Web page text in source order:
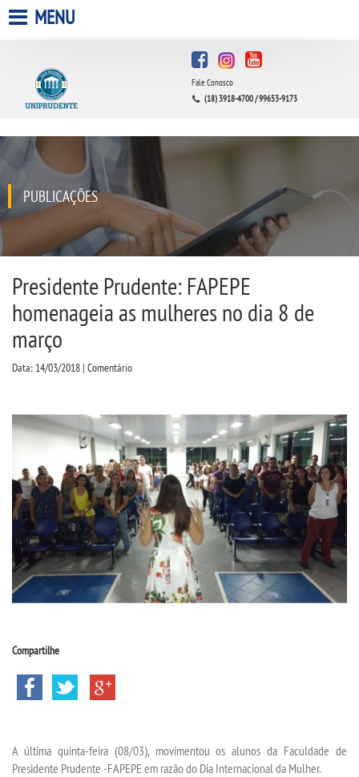
A UNIPRUDENTE
QUEM SOMOS
INFRAESTRUTURA
BIBLIOTECA
CPA
CPSA
BACHARELADOS
LICENCIATURAS
TECNOLÓGICOS
INSCREVA-SE
SEGUNDA GRADUAÇÃO
MENU
Fale Conosco
(18) 3918-4700 / 99653-9173
PUBLICAÇÕES
Presidente Prudente: FAPEPE
homenageia as mulheres no dia 8 de
março
Data: 14/03/2018 | Comentário
Compartilhe
A última quinta-feira (08/03), movimentou os alunos da Faculdade de
Presidente Prudente -FAPEPE em razão do Dia Internacional da Mulher.